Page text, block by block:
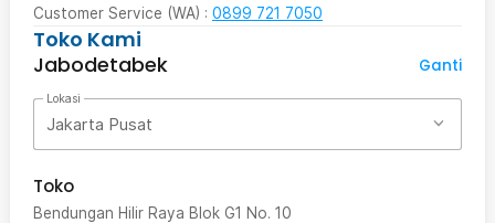
Customer Service (WA) : 0899 721 7050
Toko Kami
Jabodetabek
Ganti
Lokasi
Jakarta Pusat
Toko
Bendungan Hilir Raya Blok G1 No. 10